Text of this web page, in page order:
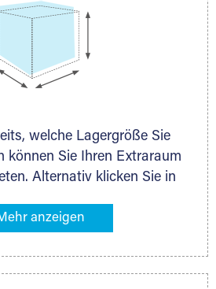
welche Lagergröße Sie
können Sie Ihren Extraraum
Alternativ klicken Sie in
die Sie einlagern möchten –
steht Ihnen Ihr Extraraum